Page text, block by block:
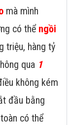
mà mình
có thể ngồi
triệu, hàng tỷ
qua 1
không kém
đầu bằng
có thể